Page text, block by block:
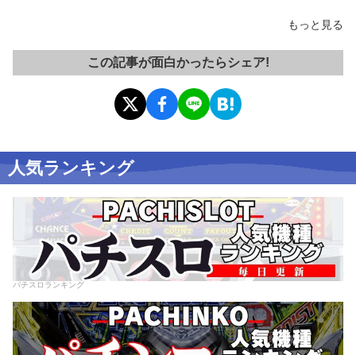
もっと見る
この記事が面白かったらシェア!
人気ランキング
パチスロランキング